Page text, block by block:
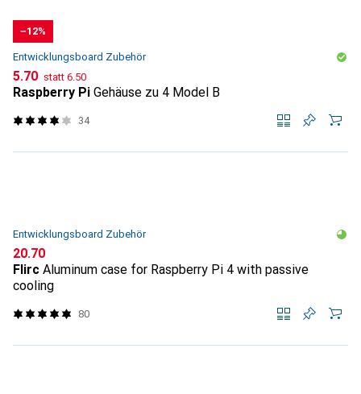
−12%
Entwicklungsboard Zubehör
CHF
5.70 statt CHF
6.50
Raspberry Pi Gehäuse zu 4 Model B
34
Entwicklungsboard Zubehör
CHF
20.70
Flirc Aluminum case for Raspberry Pi 4 with passive
cooling
80